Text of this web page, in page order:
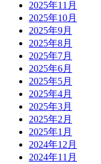
2025年11月
2025年10月
2025年9月
2025年8月
2025年7月
2025年6月
2025年5月
2025年4月
2025年3月
2025年2月
2025年1月
2024年12月
2024年11月